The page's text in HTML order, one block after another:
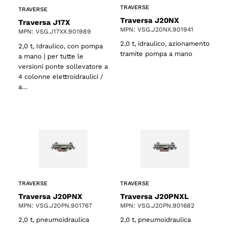
TRAVERSE
Traversa J17X
MPN: VSG.J17XX.901989
2,0 t, Idraulico, con pompa
a mano | per tutte le
versioni ponte sollevatore a
4 colonne elettroidraulici /
a…
TRAVERSE
Traversa J20NX
MPN: VSG.J20NX.901941
2,0 t, idraulico, azionamento
tramite pompa a mano
TRAVERSE
Traversa J20PNX
MPN: VSG.J20PN.901767
2,0 t, pneumoidraulica
TRAVERSE
Traversa J20PNXL
MPN: VSG.J20PN.901682
2,0 t, pneumoidraulica